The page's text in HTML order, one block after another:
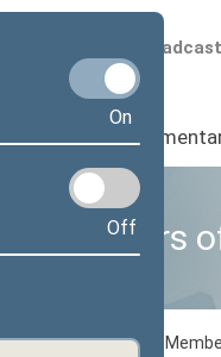
On
Off
Scheduled
Seimas I
of Members
laws initiated by